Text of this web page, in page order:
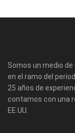
Somos un medio
en el ramo del
25 años de
contamos con una
EE.UU.